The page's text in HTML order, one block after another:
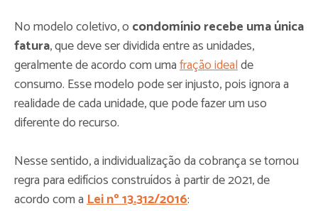
No modelo coletivo, o condomínio recebe uma única
fatura, que deve ser dividida entre as unidades,
geralmente de acordo com umafração idealde
consumo. Esse modelo pode ser injusto, pois ignora a
realidade de cada unidade, que pode fazer um uso
diferente do recurso.
Nesse sentido, a individualização da cobrança se tornou
regra para edifícios construídos à partir de 2021, de
acordo com aLei nº 13.312/2016: